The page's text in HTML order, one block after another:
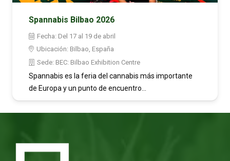
Spannabis Bilbao 2026
Fecha: Del 17 al 19 de abril
Ubicación: Bilbao, España
Sede: BEC: Bilbao Exhibition Centre
Spannabis es la feria del cannabis más importante
de Europa y un punto de encuentro…